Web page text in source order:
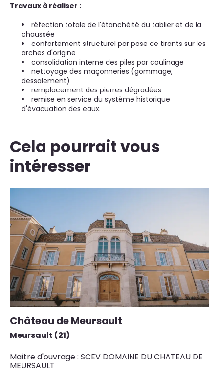
Travaux à réaliser :
réfection totale de l'étanchéité du tablier et de la
chaussée
confortement structurel par pose de tirants sur les
arches d'origine
consolidation interne des piles par coulinage
nettoyage des maçonneries (gommage,
dessalement)
remplacement des pierres dégradées
remise en service du système historique
d'évacuation des eaux.
Cela pourrait vous
intéresser
Château de Meursault
Meursault (21)
Maître d'ouvrage : SCEV DOMAINE DU CHATEAU DE
MEURSAULT